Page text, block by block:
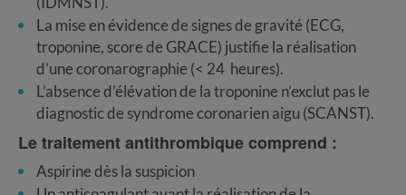
La mise en évidence de signes de gravité (ECG,
troponine, score de GRACE) justifie la réalisation
d’une coronarographie (< 24 heures).
L’absence d’élévation de la troponine n’exclut pas le
diagnostic de syndrome coronarien aigu (SCANST).
Le traitement antithrombique comprend :
Aspirine dès la suspicion